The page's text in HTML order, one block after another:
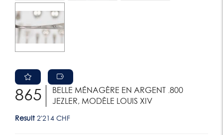
865
BELLE MÉNAGÈRE EN ARGENT .800
JEZLER, MODÈLE LOUIS XIV
Result 2'214 CHF